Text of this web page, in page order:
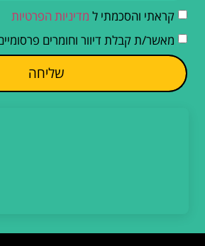
קראתי והסכמתי ל מדיניות הפרטיות
מאשר/ת קבלת דיוור וחומרים
שליחה